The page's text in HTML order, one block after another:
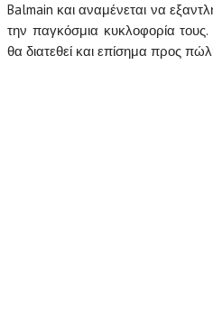
Balmain και αναμένεται να
την παγκόσμια κυκλοφορία
θα διατεθεί και επίσημα προς